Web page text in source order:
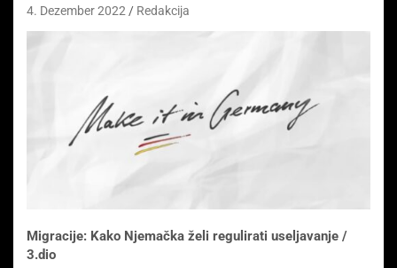
4. Dezember 2022 Redakcija
Migracije: Kako Njemačka želi regulirati useljavanje /
3.dio